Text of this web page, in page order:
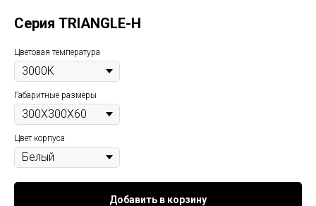
Серия TRIANGLE-H
Цветовая температура
Габаритные размеры
Цвет корпуса
Добавить в корзину